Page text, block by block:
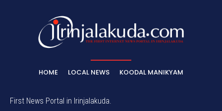
HOME LOCAL NEWS KOODAL MANIKYAM
First News Portal in Irinjalakuda.